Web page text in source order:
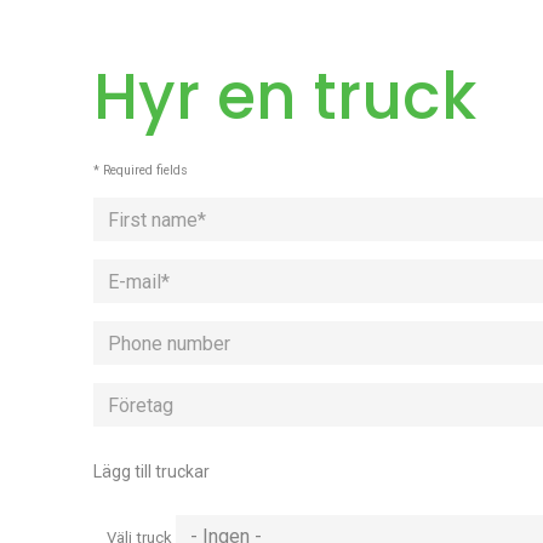
Hyr en truck
* Required fields
name
number
Lägg till truckar
till
Välj truck